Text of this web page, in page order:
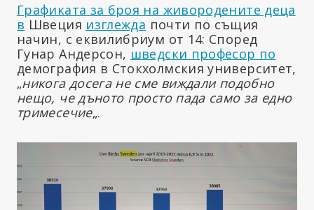
Графиката за броя на живородените деца
в Швеция изглежда почти по същия
начин, с еквилибриум от 14: Според
Гунар Андерсон, шведски професор по
демография в Стокхолмския университет,
„никога досега не сме виждали подобно
нещо, че дъното просто пада само за едно
тримесечие„.